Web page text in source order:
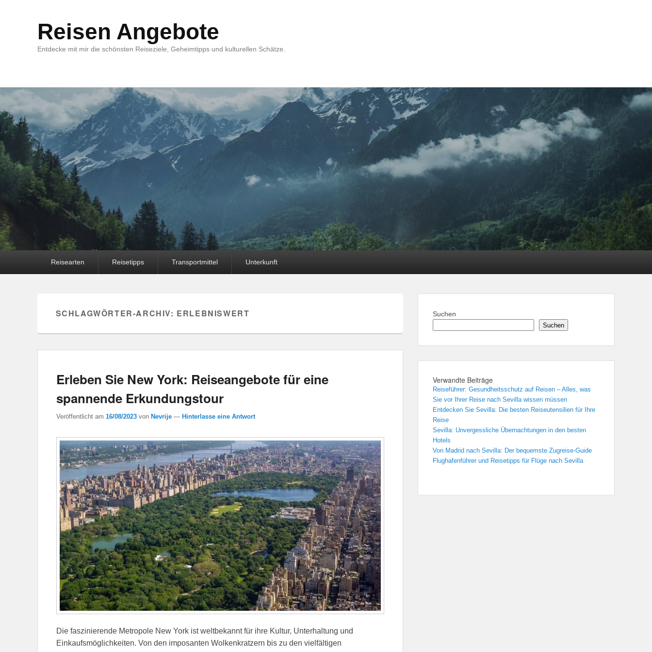
Reisen Angebote
Entdecke mit mir die schönsten Reiseziele, Geheimtipps und kulturellen Schätze.
Reisearten Reisetipps Transportmittel Unterkunft
SCHLAGWÖRTER-ARCHIV: ERLEBNISWERT
Erleben Sie New York: Reiseangebote für eine
spannende Erkundungstour
Veröffentlicht am 16/08/2023 von Nevrije — Hinterlasse eine Antwort
Die faszinierende Metropole New York ist weltbekannt für ihre Kultur, Unterhaltung und
Einkaufsmöglichkeiten. Von den imposanten Wolkenkratzern bis zu den vielfältigen
Suchen
Suchen
Verwandte Beiträge
Reiseführer: Gesundheitsschutz auf Reisen – Alles, was
Sie vor Ihrer Reise nach Sevilla wissen müssen
Entdecken Sie Sevilla: Die besten Reiseutensilien für Ihre
Reise
Sevilla: Unvergessliche Übernachtungen in den besten
Hotels
Von Madrid nach Sevilla: Der bequemste Zugreise-Guide
Flughafenführer und Reisetipps für Flüge nach Sevilla